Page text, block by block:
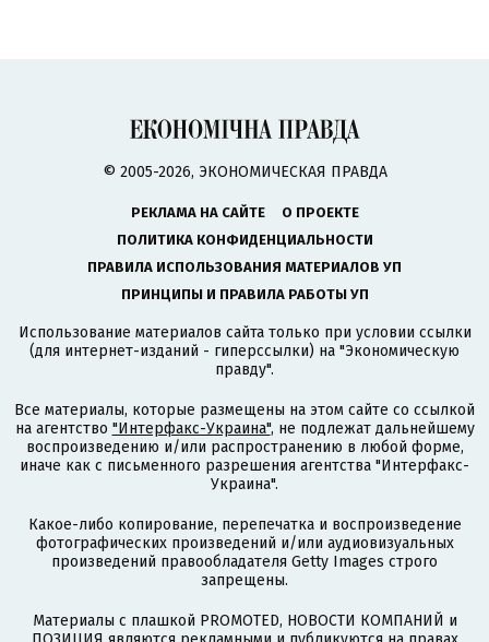
© 2005-2026, ЭКОНОМИЧЕСКАЯ ПРАВДА
РЕКЛАМА НА САЙТЕ
О ПРОЕКТЕ
ПОЛИТИКА КОНФИДЕНЦИАЛЬНОСТИ
ПРАВИЛА ИСПОЛЬЗОВАНИЯ МАТЕРИАЛОВ УП
ПРИНЦИПЫ И ПРАВИЛА РАБОТЫ УП
Использование материалов сайта только при условии ссылки
(для интернет-изданий - гиперссылки) на "Экономическую
правду".
Все материалы, которые размещены на этом сайте со ссылкой
на агентство "Интерфакс-Украина", не подлежат дальнейшему
воспроизведению и/или распространению в любой форме,
иначе как с письменного разрешения агентства "Интерфакс-
Украина".
Какое-либо копирование, перепечатка и воспроизведение
фотографических произведений и/или аудиовизуальных
произведений правообладателя Getty Images строго
запрещены.
Материалы с плашкой PROMOTED, НОВОСТИ КОМПАНИЙ и